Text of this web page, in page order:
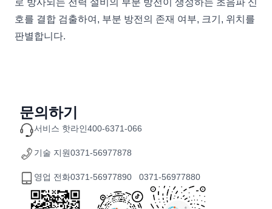
로 방사되는 전력 설비의 부분 방전이 생성하는 초음파 신
호를 결합 검출하여, 부분 방전의 존재 여부, 크기, 위치를
판별합니다.
문의하기
서비스 핫라인400-6371-066
기술 지원0371-56977878
영업 전화0371-56977890 0371-56977880